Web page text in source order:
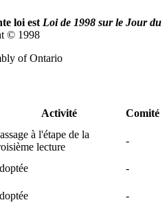
loi est Loi de 1998 sur le Jour du
© 1998
of Ontario
Activité
Comité
à l'étape de la
lecture
-
-
-